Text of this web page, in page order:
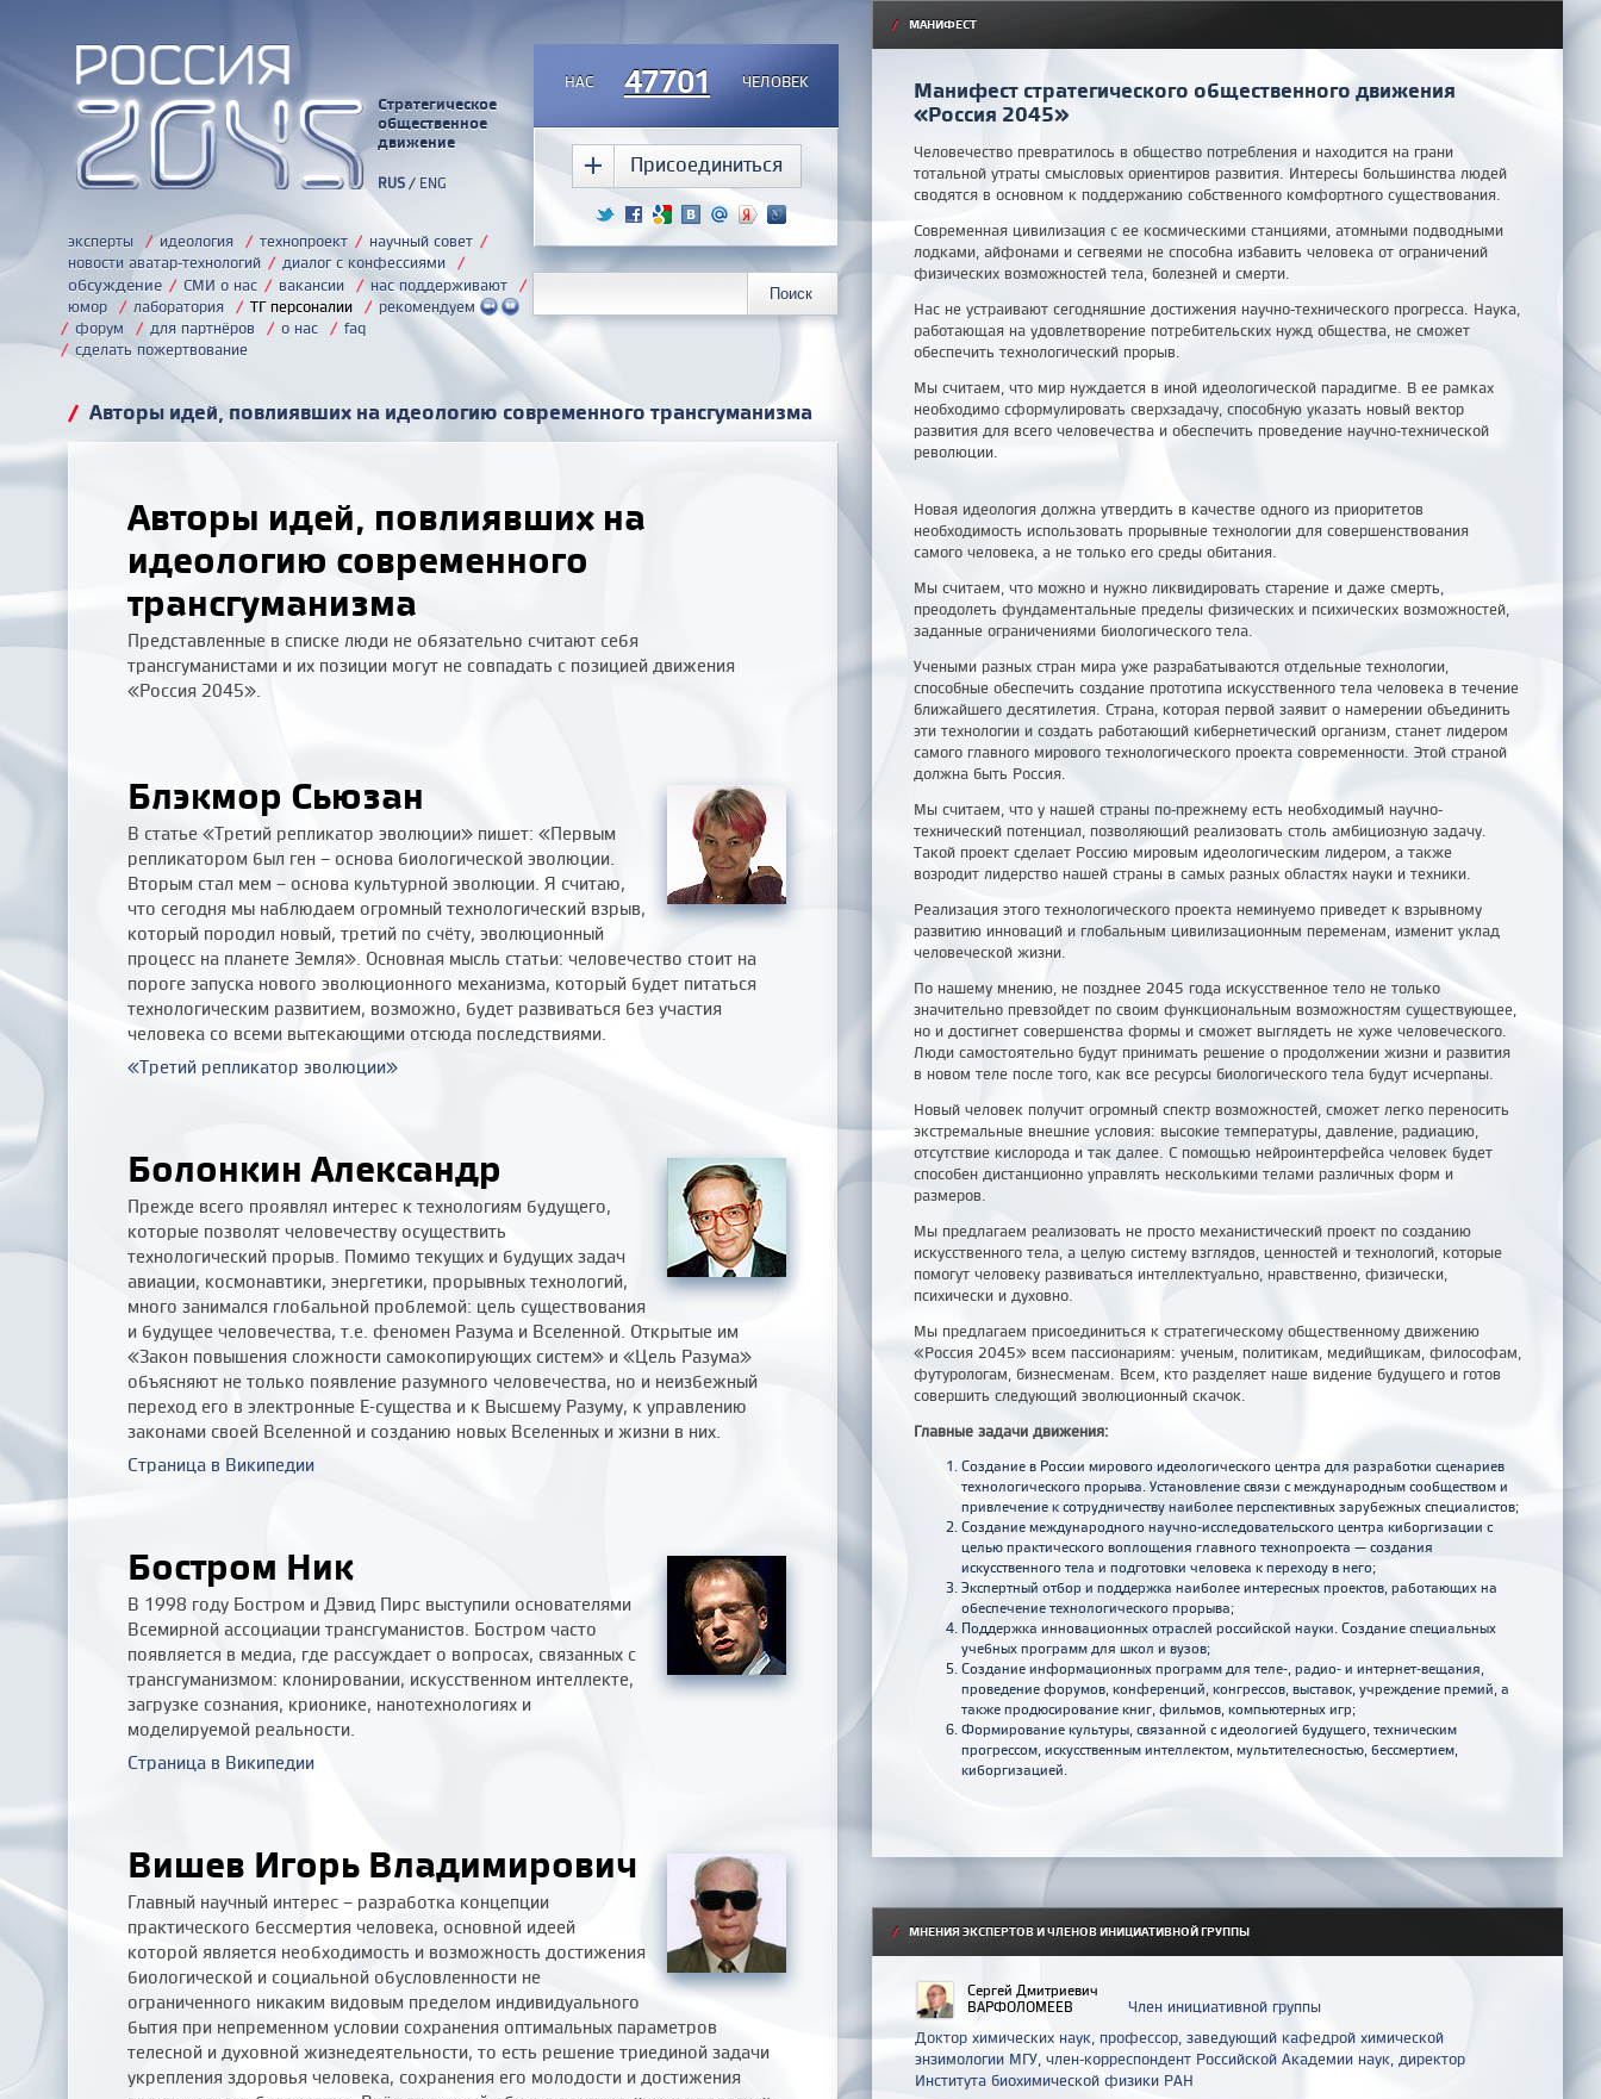
Стратегическое
общественное
движение
RUS/ ENG
НАС 47701 ЧЕЛОВЕК
Присоединиться
эксперты / идеология / технопроект / научный совет /
новости аватар-технологий / диалог с конфессиями /
обсуждение / СМИ о нас / вакансии / нас поддерживают /
юмор / лаборатория / ТГ персоналии / рекомендуем
/ форум / для партнёров / о нас / faq
/ сделать пожертвование
/ Авторы идей, повлиявших на идеологию современного трансгуманизма
Авторы идей, повлиявших на
идеологию современного
трансгуманизма
Представленные в списке люди не обязательно считают себя
трансгуманистами и их позиции могут не совпадать с позицией движения
«Россия 2045».
Блэкмор Сьюзан
В статье «Третий репликатор эволюции» пишет: «Первым
репликатором был ген – основа биологической эволюции.
Вторым стал мем – основа культурной эволюции. Я считаю,
что сегодня мы наблюдаем огромный технологический взрыв,
который породил новый, третий по счёту, эволюционный
процесс на планете Земля». Основная мысль статьи: человечество стоит на
пороге запуска нового эволюционного механизма, который будет питаться
технологическим развитием, возможно, будет развиваться без участия
человека со всеми вытекающими отсюда последствиями.
«Третий репликатор эволюции»
Болонкин Александр
Прежде всего проявлял интерес к технологиям будущего,
которые позволят человечеству осуществить
технологический прорыв. Помимо текущих и будущих задач
авиации, космонавтики, энергетики, прорывных технологий,
много занимался глобальной проблемой: цель существования
и будущее человечества, т.е. феномен Разума и Вселенной. Открытые им
«Закон повышения сложности самокопирующих систем» и «Цель Разума»
объясняют не только появление разумного человечества, но и неизбежный
переход его в электронные Е-существа и к Высшему Разуму, к управлению
законами своей Вселенной и созданию новых Вселенных и жизни в них.
Страница в Википедии
Бостром Ник
В 1998 году Бостром и Дэвид Пирс выступили основателями
Всемирной ассоциации трансгуманистов. Бостром часто
появляется в медиа, где рассуждает о вопросах, связанных с
трансгуманизмом: клонировании, искусственном интеллекте,
загрузке сознания, крионике, нанотехнологиях и
моделируемой реальности.
Страница в Википедии
Вишев Игорь Владимирович
Главный научный интерес – разработка концепции
практического бессмертия человека, основной идеей
которой является необходимость и возможность достижения
биологической и социальной обусловленности не
ограниченного никаким видовым пределом индивидуального
бытия при непременном условии сохранения оптимальных параметров
телесной и духовной жизнедеятельности, то есть решение триединой задачи
укрепления здоровья человека, сохранения его молодости и достижения
/ МАНИФЕСТ
Манифест стратегического общественного движения
«Россия 2045»
Человечество превратилось в общество потребления и находится на грани
тотальной утраты смысловых ориентиров развития. Интересы большинства людей
сводятся в основном к поддержанию собственного комфортного существования.
Современная цивилизация с ее космическими станциями, атомными подводными
лодками, айфонами и сегвеями не способна избавить человека от ограничений
физических возможностей тела, болезней и смерти.
Нас не устраивают сегодняшние достижения научно-технического прогресса. Наука,
работающая на удовлетворение потребительских нужд общества, не сможет
обеспечить технологический прорыв.
Мы считаем, что мир нуждается в иной идеологической парадигме. В ее рамках
необходимо сформулировать сверхзадачу, способную указать новый вектор
развития для всего человечества и обеспечить проведение научно-технической
революции.
Новая идеология должна утвердить в качестве одного из приоритетов
необходимость использовать прорывные технологии для совершенствования
самого человека, а не только его среды обитания.
Мы считаем, что можно и нужно ликвидировать старение и даже смерть,
преодолеть фундаментальные пределы физических и психических возможностей,
заданные ограничениями биологического тела.
Учеными разных стран мира уже разрабатываются отдельные технологии,
способные обеспечить создание прототипа искусственного тела человека в течение
ближайшего десятилетия. Страна, которая первой заявит о намерении объединить
эти технологии и создать работающий кибернетический организм, станет лидером
самого главного мирового технологического проекта современности. Этой страной
должна быть Россия.
Мы считаем, что у нашей страны по-прежнему есть необходимый научно-
технический потенциал, позволяющий реализовать столь амбициозную задачу.
Такой проект сделает Россию мировым идеологическим лидером, а также
возродит лидерство нашей страны в самых разных областях науки и техники.
Реализация этого технологического проекта неминуемо приведет к взрывному
развитию инноваций и глобальным цивилизационным переменам, изменит уклад
человеческой жизни.
По нашему мнению, не позднее 2045 года искусственное тело не только
значительно превзойдет по своим функциональным возможностям существующее,
но и достигнет совершенства формы и сможет выглядеть не хуже человеческого.
Люди самостоятельно будут принимать решение о продолжении жизни и развития
в новом теле после того, как все ресурсы биологического тела будут исчерпаны.
Новый человек получит огромный спектр возможностей, сможет легко переносить
экстремальные внешние условия: высокие температуры, давление, радиацию,
отсутствие кислорода и так далее. С помощью нейроинтерфейса человек будет
способен дистанционно управлять несколькими телами различных форм и
размеров.
Мы предлагаем реализовать не просто механистический проект по созданию
искусственного тела, а целую систему взглядов, ценностей и технологий, которые
помогут человеку развиваться интеллектуально, нравственно, физически,
психически и духовно.
Мы предлагаем присоединиться к стратегическому общественному движению
«Россия 2045» всем пассионариям: ученым, политикам, медийщикам, философам,
футурологам, бизнесменам. Всем, кто разделяет наше видение будущего и готов
совершить следующий эволюционный скачок.
Главные задачи движения:
Создание в России мирового идеологического центра для разработки сценариев
технологического прорыва. Установление связи с международным сообществом и
привлечение к сотрудничеству наиболее перспективных зарубежных специалистов;
Создание международного научно-исследовательского центра киборгизации с
целью практического воплощения главного технопроекта — создания
искусственного тела и подготовки человека к переходу в него;
Экспертный отбор и поддержка наиболее интересных проектов, работающих на
обеспечение технологического прорыва;
Поддержка инновационных отраслей российской науки. Создание специальных
учебных программ для школ и вузов;
Создание информационных программ для теле-, радио- и интернет-вещания,
проведение форумов, конференций, конгрессов, выставок, учреждение премий, а
также продюсирование книг, фильмов, компьютерных игр;
Формирование культуры, связанной с идеологией будущего, техническим
прогрессом, искусственным интеллектом, мультителесностью, бессмертием,
киборгизацией.
/ МНЕНИЯ ЭКСПЕРТОВ И ЧЛЕНОВ ИНИЦИАТИВНОЙ ГРУППЫ
Сергей Дмитриевич
ВАРФОЛОМЕЕВ
Член инициативной группы
Доктор химических наук, профессор, заведующий кафедрой химической
энзимологии МГУ, член-корреспондент Российской Академии наук, директор
Института биохимической физики РАН